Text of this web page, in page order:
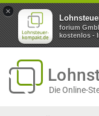
×
forium
kostenlos -
Die Online-